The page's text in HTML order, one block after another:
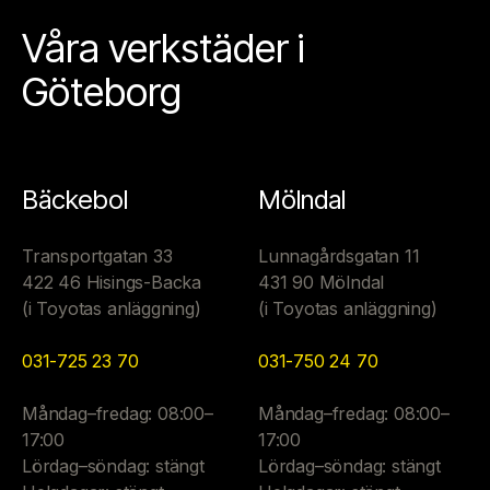
Våra verkstäder i
Göteborg
Bäckebol
Transportgatan 33
422 46 Hisings-Backa
(i Toyotas anläggning)
031-725 23 70
Måndag–fredag: 08:00–
17:00
Lördag–söndag: stängt
Mölndal
Lunnagårdsgatan 11
431 90 Mölndal
(i Toyotas anläggning)
031-750 24 70
Måndag–fredag: 08:00–
17:00
Lördag–söndag: stängt